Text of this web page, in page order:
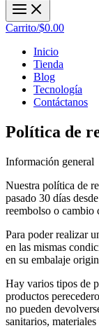
Carrito/$0.00
Inicio
Tienda
Blog
Tecnología
Contáctanos
Política de
Información general
Nuestra política de
pasado 30 días
reembolso o cambio
Para poder realizar
en las mismas
en su embalaje
Hay varios tipos de
productos
no pueden
sanitarios,